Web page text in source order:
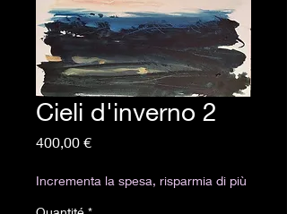
Cieli d'inverno 2
400,00 €Prix
Incrementa la spesa, risparmia di più